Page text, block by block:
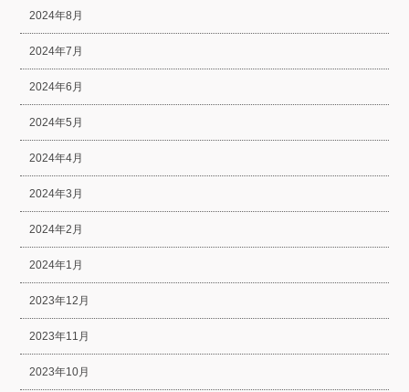
2024年8月
2024年7月
2024年6月
2024年5月
2024年4月
2024年3月
2024年2月
2024年1月
2023年12月
2023年11月
2023年10月